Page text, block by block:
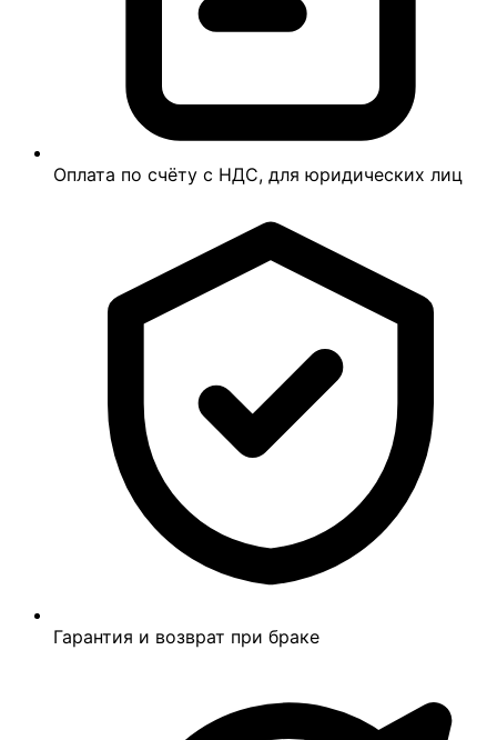
Оплата по счёту с НДС, для юридических лиц
Гарантия и возврат при браке